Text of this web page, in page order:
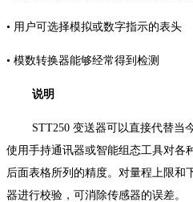
• 用户可选择模拟或数字指示的表头
• 模数转换器能够经常得到检测
说明
STT250 变送器可以直接代替当
使用手持通讯器或智能组态工具对各
后面表格所列的精度。对量程上限和
器进行校验，可消除传感器的误差。